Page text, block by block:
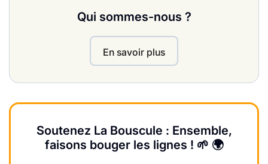
Qui sommes-nous ?
En savoir plus
Soutenez La Bouscule : Ensemble,
faisons bouger les lignes ! 🌱 🌍